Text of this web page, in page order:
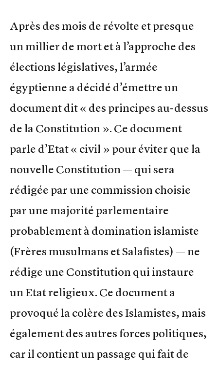
Après des mois de révolte et presque
un millier de mort et à l’approche des
élections législatives, l’armée
égyptienne a décidé d’émettre un
document dit « des principes au-dessus
de la Constitution ». Ce document
parle d’Etat « civil » pour éviter que la
nouvelle Constitution — qui sera
rédigée par une commission choisie
par une majorité parlementaire
probablement à domination islamiste
(Frères musulmans et Salafistes) — ne
rédige une Constitution qui instaure
un Etat religieux. Ce document a
provoqué la colère des Islamistes, mais
également des autres forces politiques,
car il contient un passage qui fait de